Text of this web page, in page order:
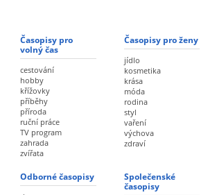
Časopisy pro
volný čas
cestování
hobby
křížovky
příběhy
příroda
ruční práce
TV program
zahrada
zvířata
Časopisy pro ženy
jídlo
kosmetika
krása
móda
rodina
styl
vaření
výchova
zdraví
Odborné časopisy
Společenské
časopisy